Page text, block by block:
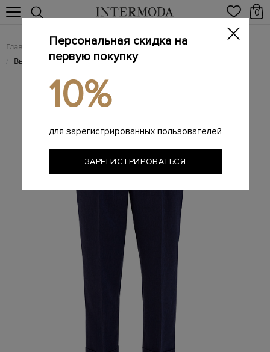
0
Главная Женщинам / Женская одежда / Женские брюки
/ Высокие брюки из льна с тонким кожаным поясом
Персональная скидка на
первую покупку
10%
для зарегистрированных пользователей
ЗАРЕГИСТРИРОВАТЬСЯ